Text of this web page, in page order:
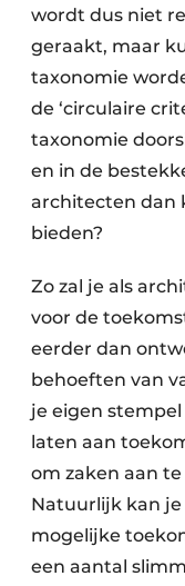
wordt dus niet
geraakt, maar
taxonomie
de ‘circulaire
taxonomie
en in de
architecten dan
bieden?
Zo zal je als
voor de
eerder dan
behoeften van
je eigen
laten aan
om zaken aan
Natuurlijk kan
mogelijke
een aantal